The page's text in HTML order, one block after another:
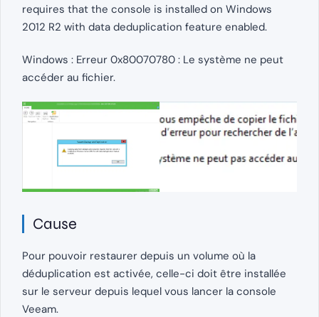
requires that the console is installed on Windows
2012 R2 with data deduplication feature enabled.
Windows : Erreur 0x80070780 : Le système ne peut
accéder au fichier.
Cause
Pour pouvoir restaurer depuis un volume où la
déduplication est activée, celle-ci doit être installée
sur le serveur depuis lequel vous lancer la console
Veeam.